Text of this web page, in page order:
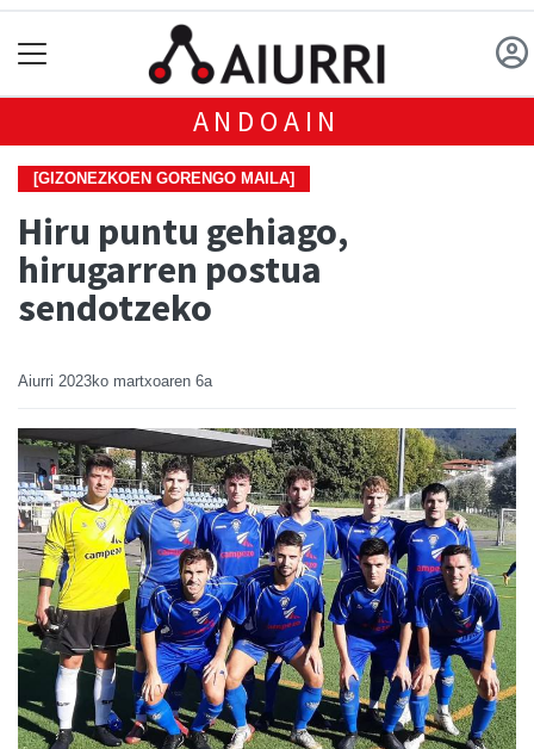
ANDOAIN
[GIZONEZKOEN GORENGO MAILA]
Hiru puntu gehiago,
hirugarren postua
sendotzeko
Aiurri 2023ko martxoaren 6a